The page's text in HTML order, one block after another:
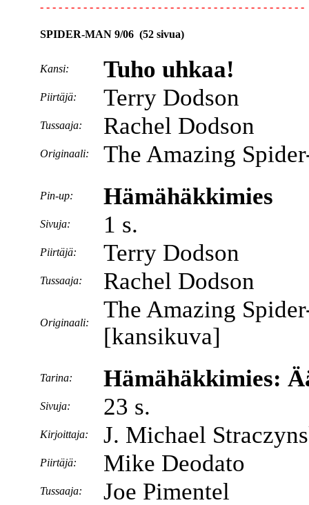
- - - - - - - - - - - - - - - - - - - - - - - - - - - - - - - - - - - - - - - - - - -
SPIDER-MAN 9/06 (52 sivua)
Kansi: Tuho uhkaa!
Piirtäjä: Terry Dodson
Tussaaja: Rachel Dodson
Originaali: The Amazing
Pin-up: Hämähäkkimies
Sivuja: 1 s.
Piirtäjä: Terry Dodson
Tussaaja: Rachel Dodson
Originaali:
The Amazing
[kansikuva]
Tarina: Hämähäkkimies:
Sivuja: 23 s.
Kirjoittaja: J. Michael
Piirtäjä: Mike Deodato
Tussaaja: Joe Pimentel